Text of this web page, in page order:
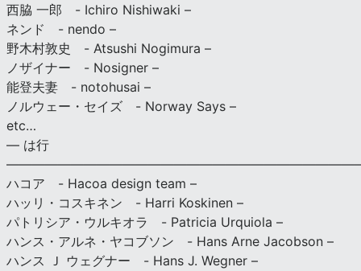
西脇 一郎 - Ichiro Nishiwaki –
ネンド - nendo –
野木村敦史 - Atsushi Nogimura –
ノザイナー - Nosigner –
能登夫妻 - notohusai –
ノルウェー・セイズ - Norway Says –
etc…
— は行
ハコア - Hacoa design team –
ハッリ・コスキネン - Harri Koskinen –
パトリシア・ウルキオラ - Patricia Urquiola –
ハンス・アルネ・ヤコブソン - Hans Arne Jacobson –
ハンス Ｊ ウェグナー - Hans J. Wegner –